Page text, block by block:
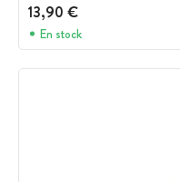
13,90 €
En stock